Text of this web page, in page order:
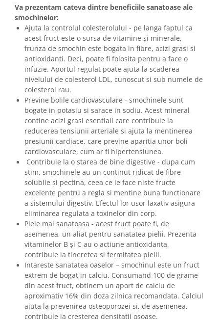
Va prezentam cateva dintre beneficiile sanatoase ale
smochinelor:
Ajuta la controlul colesterolului - pe langa faptul ca
acest fruct este o sursa de vitamine și minerale,
frunza de smochin este bogata in fibre, acizi grasi si
antioxidanti. Deci, poate fi folosita pentru a face o
infuzie. Aportul regulat poate ajuta la scaderea
nivelului de colesterol LDL, cunoscut si sub numele de
colesterol rau.
Previne bolile cardiovasculare - smochinele sunt
bogate in potasiu si sarace in sodiu. Acest mineral
contine acizi grasi esentiali care contribuie la
reducerea tensiunii arteriale si ajuta la mentinerea
presiunii cardiace, care previne aparitia unor boli
cardiovasculare, cum ar fi hipertensiunea.
Contribuie la o starea de bine digestive - dupa cum
stim, smochinele au un continut ridicat de fibre
solubile și pectina, ceea ce le face niste fructe
excelente pentru a regla si mentine buna functionare
a sistemului digestiv. Efectul lor usor laxativ asigura
eliminarea regulata a toxinelor din corp.
Piele mai sanatoasa - acest fruct poate fi, de
asemenea, un aliat pentru sanatatea pielii. Prezenta
vitaminelor B și C au o actiune antioxidanta,
contribuie la tineretea si fermitatea pielii.
Intareste sanatatea oaselor – smochinul este un fruct
extrem de bogat in calciu. Consumand 100 de grame
din acest fruct, obtinem un aport de calciu de
aproximativ 16% din doza zilnica recomandata. Calciul
ajuta la prevenirea osteoporozei si, de asemenea,
contribuie la cresterea densitatii osoase.